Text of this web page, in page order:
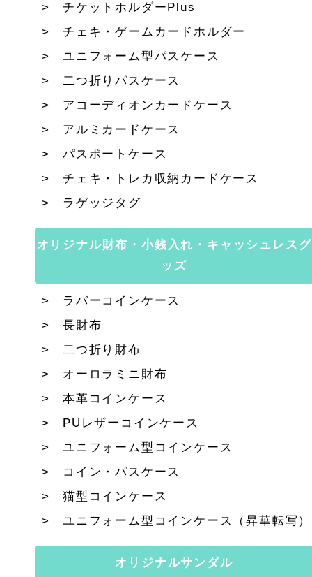
チケットホルダーPlus
チェキ・ゲームカードホルダー
ユニフォーム型パスケース
二つ折りパスケース
アコーディオンカードケース
アルミカードケース
パスポートケース
チェキ・トレカ収納カードケース
ラゲッジタグ
オリジナル財布・小銭入れ・キャッシュレスグ
ッズ
ラバーコインケース
長財布
二つ折り財布
オーロラミニ財布
本革コインケース
PUレザーコインケース
ユニフォーム型コインケース
コイン・パスケース
猫型コインケース
ユニフォーム型コインケース（昇華転写）
オリジナルサンダル